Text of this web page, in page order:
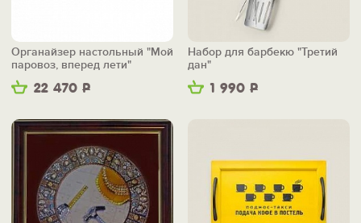
22 470 Р
Органайзер настольный "Мой
паровоз, вперед лети"
1 990 Р
Набор для барбекю "Третий
дан"